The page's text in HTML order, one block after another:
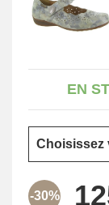
EN
-30%